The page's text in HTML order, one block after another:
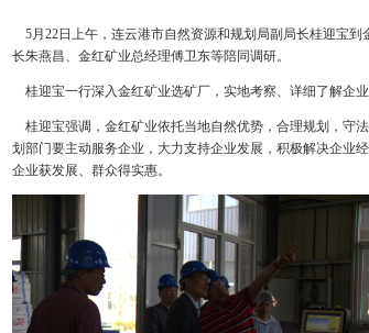
5月22日上午，连云港市自然资源和规划局副局长桂迎宝
长朱燕昌、金红矿业总经理傅卫东等陪同调研。
桂迎宝一行深入金红矿业选矿厂，实地考察、详细了解企业
桂迎宝强调，金红矿业依托当地自然优势，合理规划，守
划部门要主动服务企业，大力支持企业发展，积极解决企业
企业获发展、群众得实惠。